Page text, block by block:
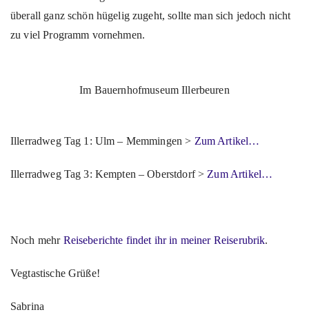
überall ganz schön hügelig zugeht, sollte man sich jedoch nicht
zu viel Programm vornehmen.
Im Bauernhofmuseum Illerbeuren
Illerradweg Tag 1: Ulm – Memmingen > Zum Artikel…
Illerradweg Tag 3: Kempten – Oberstdorf > Zum Artikel…
Noch mehr Reiseberichte findet ihr in meiner Reiserubrik.
Vegtastische Grüße!
Sabrina